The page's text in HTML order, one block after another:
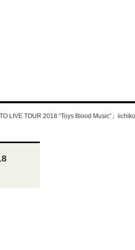
LIVE TOUR 2018 “Toys Blood Music”」